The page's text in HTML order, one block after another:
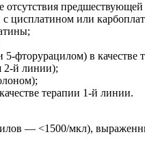
отсутствия
цисплатином или
фторурацилом) в качестве
2-й линии);
терапии 1-й линии.
— <1500/мкл),